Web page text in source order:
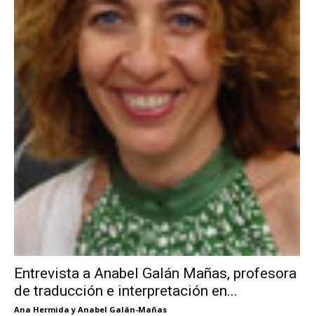
Entrevista a Anabel Galán Mañas, profesora
de traducción e interpretación en...
Ana Hermida y Anabel Galán-Mañas